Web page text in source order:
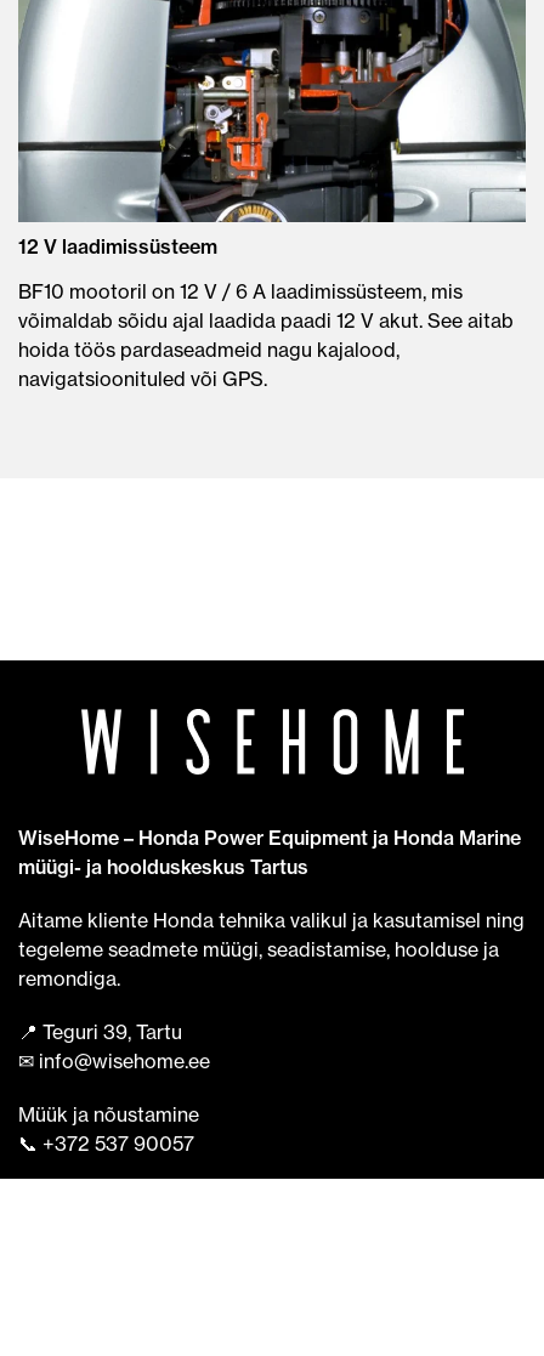
12 V laadimissüsteem
BF10 mootoril on 12 V / 6 A laadimissüsteem, mis
võimaldab sõidu ajal laadida paadi 12 V akut. See aitab
hoida töös pardaseadmeid nagu kajalood,
navigatsioonituled või GPS.
WiseHome – Honda Power Equipment ja Honda Marine
müügi- ja hoolduskeskus Tartus
Aitame kliente Honda tehnika valikul ja kasutamisel ning
tegeleme seadmete müügi, seadistamise, hoolduse ja
remondiga.
📍 Teguri 39, Tartu
✉ info@wisehome.ee
Müük ja nõustamine
📞 +372 537 90057